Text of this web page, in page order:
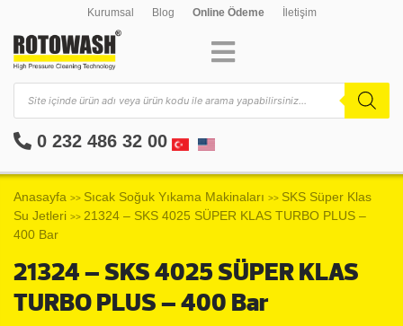
Kurumsal Blog Online Ödeme İletişim
0 232 486 32 00
Anasayfa >> Sıcak Soğuk Yıkama Makinaları >> SKS Süper Klas
Su Jetleri >> 21324 – SKS 4025 SÜPER KLAS TURBO PLUS –
400 Bar
21324 – SKS 4025 SÜPER KLAS
TURBO PLUS – 400 Bar